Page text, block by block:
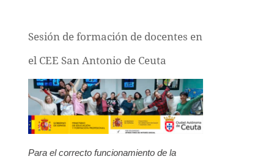
Sesión de formación de docentes en
el CEE San Antonio de Ceuta
Para el correcto funcionamiento de la